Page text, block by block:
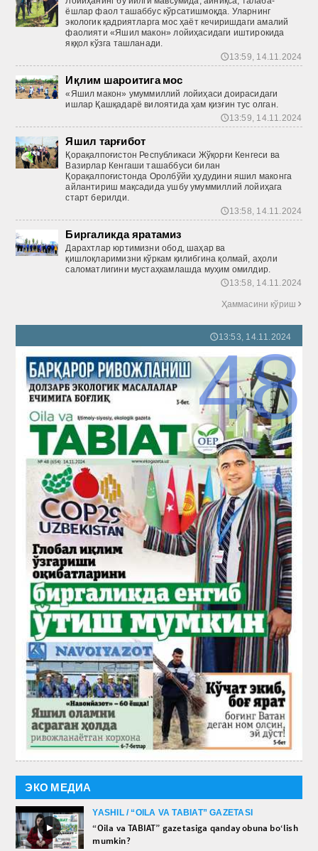
ёшлар фаол ташаббус кўрсатишмоқда. Уларнинг
экологик қадриятларга мос ҳаёт кечиришдаги амалий
фаолияти «Яшил макон» лойи­ҳасидаги иштирокида
яққол кўзга ташланади.
🕔13:59, 14.11.2024
Иқлим шароитига мос
«Яшил макон» умуммиллий лойиҳаси доирасидаги
ишлар Қашқадарё вилоятида ҳам қизғин тус олган.
🕔13:59, 14.11.2024
Яшил тарғибот
Қорақалпоғистон Республикаси Жўқорғи Кенгеси ва
Вазирлар Кенгаши ташаббуси билан
Қорақалпоғистонда Оролбўйи ҳудудини яшил маконга
айлантириш мақсадида ушбу умуммиллий лойиҳага
старт берилди.
🕔13:58, 14.11.2024
Биргаликда яратамиз
Дарахтлар юртимизни обод, шаҳар ва
қишлоқларимизни кўркам қилибгина қолмай, аҳоли
саломатлигини мустаҳкамлашда муҳим омилдир.
🕔13:58, 14.11.2024
Ҳаммасини кўриш
🕔13:53, 14.11.2024
48
ЭКО МЕДИА
►
YASHIL / “OILA VA TABIAT” GAZETASI
“Oila va TABIAT” gazetasiga qanday obuna bo‘lish
mumkin?